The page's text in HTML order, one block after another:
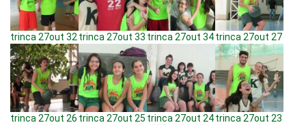
trinca 27out 32 trinca 27out 33 trinca 27out 34trinca 27out 27
trinca 27out 26 trinca 27out 25 trinca 27out 24trinca 27out 23